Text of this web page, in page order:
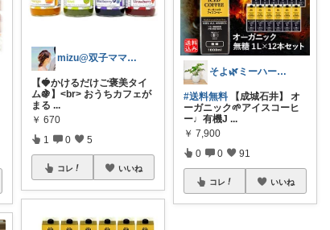
mizu@双子ママぽぽんちゅ
【🍓かけるだけご褒美タイ
ム🍇】<br> おうちカフェが
まる ...
￥ 670
1 0 5
コレ いいね
そよ🌿ミーハーなズボラ
#送料無料 【成城石井】 オ
ーガニック🌱アイスコーヒ
ー♩有機J ...
￥ 7,900
0 0 91
コレ いいね